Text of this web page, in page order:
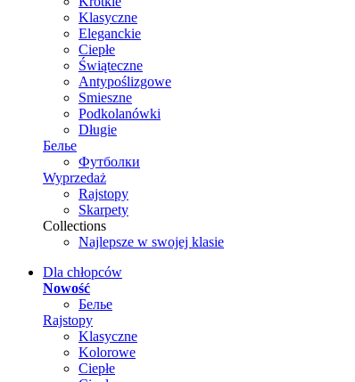
Klasyczne
Eleganckie
Ciepłe
Świąteczne
Antypoślizgowe
Smieszne
Podkolanówki
Długie
Белье
Футболки
Wyprzedaż
Rajstopy
Skarpety
Collections
Najlepsze w swojej klasie
Dla chłopców
Nowość
Белье
Rajstopy
Klasyczne
Kolorowe
Ciepłe